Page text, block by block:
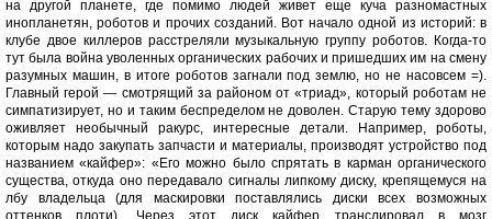
на другой планете, где помимо людей живет еще куча разномастных
инопланетян, роботов и прочих созданий. Вот начало одной из историй: в
клубе двое киллеров расстреляли музыкальную группу роботов. Когда-то
тут была война уволенных органических рабочих и пришедших им на смену
разумных машин, в итоге роботов загнали под землю, но не насовсем =).
Главный герой — смотрящий за районом от «триад», который роботам не
симпатизирует, но и таким беспределом не доволен. Старую тему здорово
оживляет необычный ракурс, интересные детали. Например, роботы,
которым надо закупать запчасти и материалы, производят устройство под
названием «кайфер»: «Его можно было спрятать в карман органического
существа, откуда оно передавало сигналы липкому диску, крепящемуся на
лбу владельца (для маскировки поставлялись диски всех возможных
оттенков плоти). Через этот диск кайфер транслировал в мозг